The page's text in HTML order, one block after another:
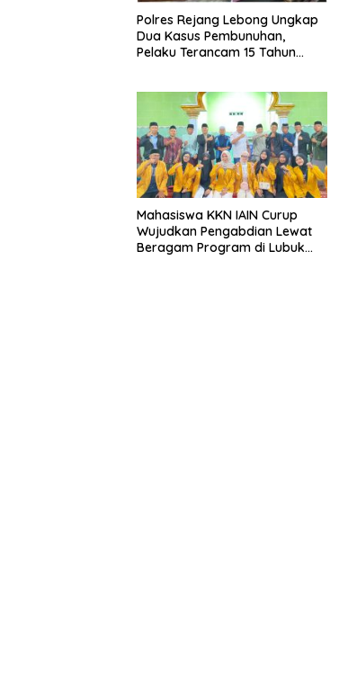
Polres Rejang Lebong Ungkap
Dua Kasus Pembunuhan,
Pelaku Terancam 15 Tahun
Mahasiswa KKN IAIN Curup
Wujudkan Pengabdian Lewat
Beragam Program di Lubuk